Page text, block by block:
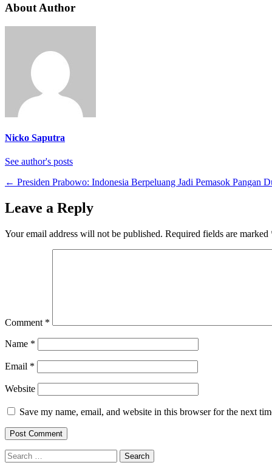
About Author
Nicko Saputra
See author's posts
← Presiden Prabowo: Indonesia Berpeluang Jadi Pemasok Pangan
Leave a Reply
Your email address will not be published. Required fields are marked
Comment *
Name *
Email *
Website
Save my name, email, and website in this browser for the next
Search
for: